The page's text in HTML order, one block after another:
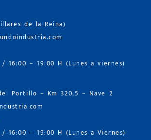
de la Reina)
16:00 – 19:00 H (Lunes a viernes)
Portillo – Km 320,5 – Nave 2
16:00 – 19:00 H (Lunes a Viernes)